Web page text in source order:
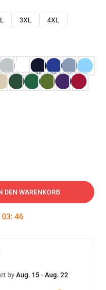
3XL
4XL
DEN WARENKORB
03: 46
byAug. 15 - Aug. 22